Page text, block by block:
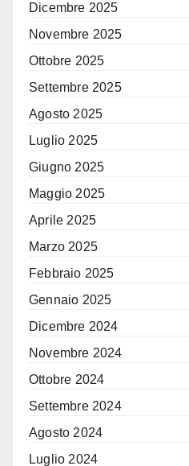
Dicembre 2025
Novembre 2025
Ottobre 2025
Settembre 2025
Agosto 2025
Luglio 2025
Giugno 2025
Maggio 2025
Aprile 2025
Marzo 2025
Febbraio 2025
Gennaio 2025
Dicembre 2024
Novembre 2024
Ottobre 2024
Settembre 2024
Agosto 2024
Luglio 2024